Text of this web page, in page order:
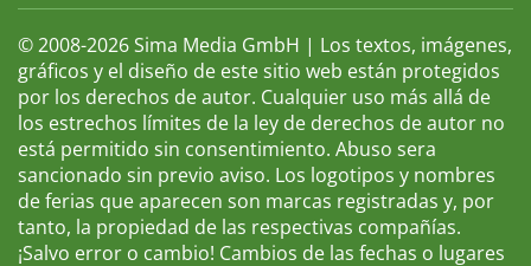
© 2008-2026 Sima Media GmbH | Los textos, imágenes,
gráficos y el diseño de este sitio web están protegidos
por los derechos de autor. Cualquier uso más allá de
los estrechos límites de la ley de derechos de autor no
está permitido sin consentimiento. Abuso sera
sancionado sin previo aviso. Los logotipos y nombres
de ferias que aparecen son marcas registradas y, por
tanto, la propiedad de las respectivas compañías.
¡Salvo error o cambio! Cambios de las fechas o lugares